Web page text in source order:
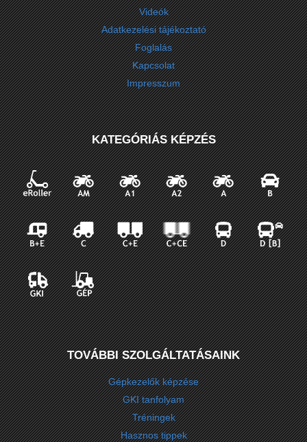
Videók
Adatkezelési tájékoztató
Foglalás
Kapcsolat
Impresszum
KATEGÓRIÁS KÉPZÉS
TOVÁBBI SZOLGÁLTATÁSAINK
Gépkezelők képzése
GKI tanfolyam
Tréningek
Hasznos tippek